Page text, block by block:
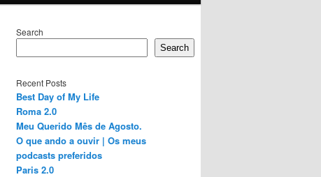
Search
Search
Recent Posts
Best Day of My Life
Roma 2.0
Meu Querido Mês de Agosto.
O que ando a ouvir | Os meus
podcasts preferidos
Paris 2.0